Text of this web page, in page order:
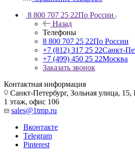
8 800 707 25 22По России
Назад
Телефоны
8 800 707 25 22По России
+7 (812) 317 25 22Санкт-
+7 (499) 450 25 22Москва
Заказать звонок
Контактная информация
Санкт-Петербург, Зольная улица,
1 этаж, офис 106
sales@1tmp.ru
Вконтакте
Telegram
Pinterest